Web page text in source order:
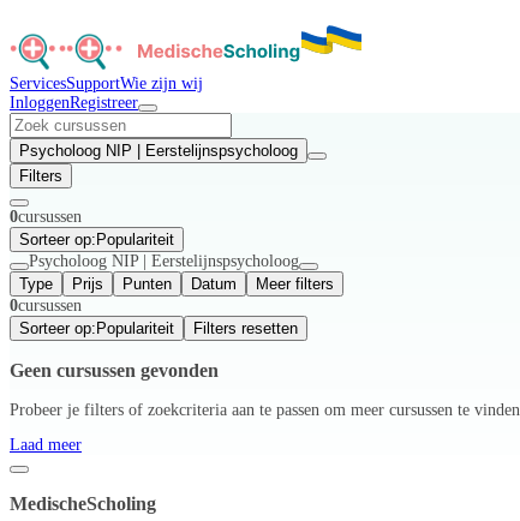
ServicesSupportWie zijn wij
InloggenRegistreer
Psycholoog NIP | Eerstelijnspsycholoog
Filters
0cursussen
Sorteer op: Populariteit
Psycholoog NIP | Eerstelijnspsycholoog
Type
Prijs Punten Datum
Meer filters
0cursussen
Sorteer op: Populariteit Filters resetten
Geen cursussen gevonden
Probeer je filters of zoekcriteria aan te passen om meer cursussen te vinden.
Laad meer
MedischeScholing